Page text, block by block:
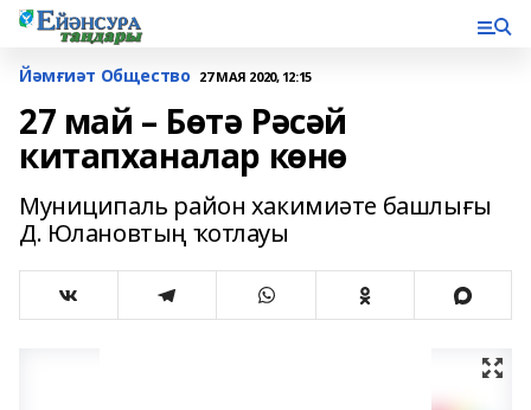
Йәмғиәт Общество 27 МАЯ 2020, 12:15
27 май – Бөтә Рәсәй
китапханалар көнө
Муниципаль район хакимиәте башлығы
Д. Юлановтың ҡотлауы